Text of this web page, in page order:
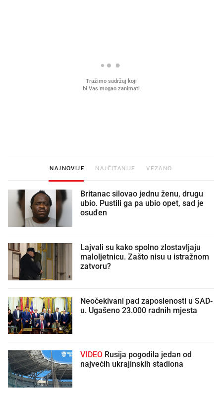
NAJNOVIJE NAJČITANIJE VEZANO
Britanac silovao jednu ženu, drugu
ubio. Pustili ga pa ubio opet, sad je
osuđen
Lajvali su kako spolno zlostavljaju
maloljetnicu. Zašto nisu u istražnom
zatvoru?
Neočekivani pad zaposlenosti u SAD-
u. Ugašeno 23.000 radnih mjesta
VIDEO
najvećih ukrajinskih stadiona